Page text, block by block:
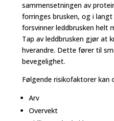
sammensetningen av
forringes brusken, og i
forsvinner leddbrusken helt
Tap av leddbrusken gjør at
hverandre. Dette fører til
bevegelighet.
Følgende risikofaktorer kan
Arv
Overvekt